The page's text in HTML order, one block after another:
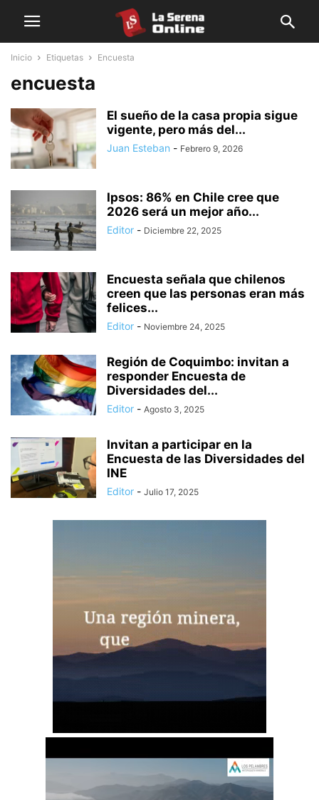
Inicio Etiquetas Encuesta
encuesta
El sueño de la casa propia sigue
vigente, pero más del...
Juan Esteban - Febrero 9, 2026
Ipsos: 86% en Chile cree que
2026 será un mejor año...
Editor - Diciembre 22, 2025
Encuesta señala que chilenos
creen que las personas eran más
felices...
Editor - Noviembre 24, 2025
Región de Coquimbo: invitan a
responder Encuesta de
Diversidades del...
Editor - Agosto 3, 2025
Invitan a participar en la
Encuesta de las Diversidades del
INE
Editor - Julio 17, 2025